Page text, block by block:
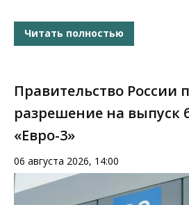
Читать полностью
Правительство России
разрешение на выпуск
«Евро-3»
06 августа 2026, 14:00